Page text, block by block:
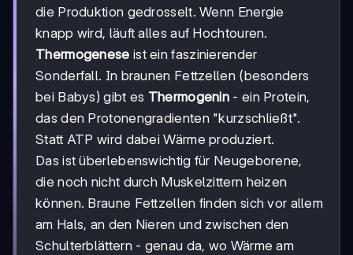
die Produktion gedrosselt. Wenn Energie
knapp wird, läuft alles auf Hochtouren.
Thermogenese ist ein faszinierender
Sonderfall. In braunen Fettzellen (besonders
bei Babys) gibt es Thermogenin - ein Protein,
das den Protonengradienten "kurzschließt".
Statt ATP wird dabei Wärme produziert.
Das ist überlebenswichtig für Neugeborene,
die noch nicht durch Muskelzittern heizen
können. Braune Fettzellen finden sich vor allem
am Hals, an den Nieren und zwischen den
Schulterblättern - genau da, wo Wärme am